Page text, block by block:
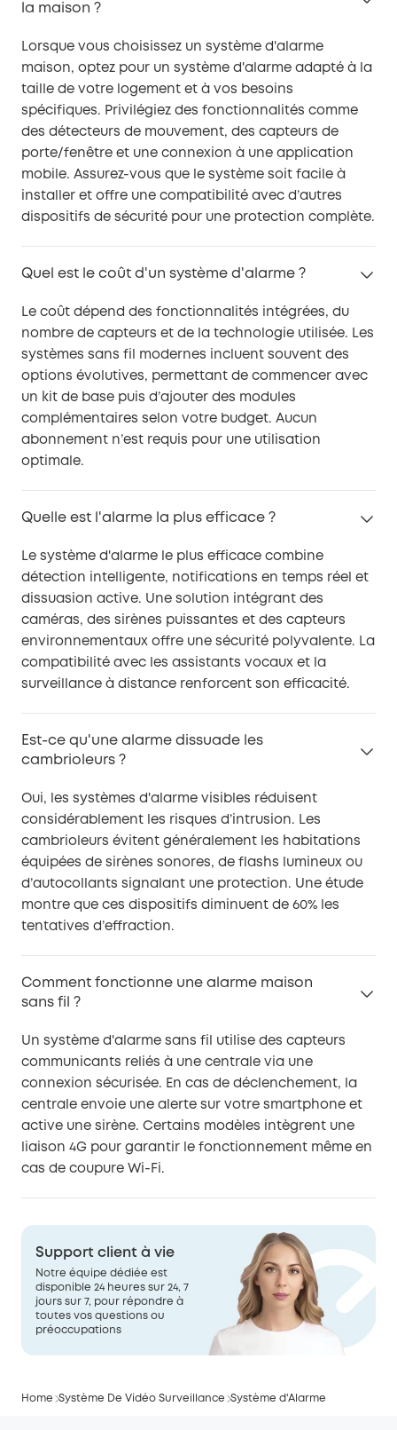
la maison ?
Lorsque vous choisissez un système d'alarme
maison, optez pour un système d'alarme adapté à la
taille de votre logement et à vos besoins
spécifiques. Privilégiez des fonctionnalités comme
des détecteurs de mouvement, des capteurs de
porte/fenêtre et une connexion à une application
mobile. Assurez-vous que le système soit facile à
installer et offre une compatibilité avec d’autres
dispositifs de sécurité pour une protection complète.
Quel est le coût d'un système d'alarme ?
Le coût dépend des fonctionnalités intégrées, du
nombre de capteurs et de la technologie utilisée. Les
systèmes sans fil modernes incluent souvent des
options évolutives, permettant de commencer avec
un kit de base puis d’ajouter des modules
complémentaires selon votre budget. Aucun
abonnement n’est requis pour une utilisation
optimale.
Quelle est l'alarme la plus efficace ?
Le système d'alarme le plus efficace combine
détection intelligente, notifications en temps réel et
dissuasion active. Une solution intégrant des
caméras, des sirènes puissantes et des capteurs
environnementaux offre une sécurité polyvalente. La
compatibilité avec les assistants vocaux et la
surveillance à distance renforcent son efficacité.
Est-ce qu'une alarme dissuade les
cambrioleurs ?
Oui, les systèmes d'alarme visibles réduisent
considérablement les risques d’intrusion. Les
cambrioleurs évitent généralement les habitations
équipées de sirènes sonores, de flashs lumineux ou
d’autocollants signalant une protection. Une étude
montre que ces dispositifs diminuent de 60% les
tentatives d’effraction.
Comment fonctionne une alarme maison
sans fil ?
Un système d'alarme sans fil utilise des capteurs
communicants reliés à une centrale via une
connexion sécurisée. En cas de déclenchement, la
centrale envoie une alerte sur votre smartphone et
active une sirène. Certains modèles intègrent une
liaison 4G pour garantir le fonctionnement même en
cas de coupure Wi-Fi.
Support client à vie
Notre équipe dédiée est
disponible 24 heures sur 24, 7
jours sur 7, pour répondre à
toutes vos questions ou
préoccupations
Home Système De Vidéo Surveillance Système d'Alarme